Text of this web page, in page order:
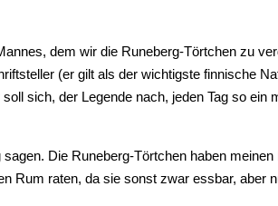
dem wir die Runeberg-Törtchen zu
(er gilt als der wichtigste finnische
sich, der Legende nach, jeden Tag so ein
Die Runeberg-Törtchen haben
Rum raten, da sie sonst zwar essbar, aber